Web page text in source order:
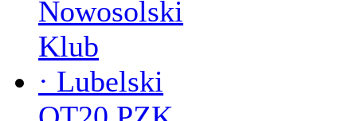
Nowosolski
Klub
· Lubelski